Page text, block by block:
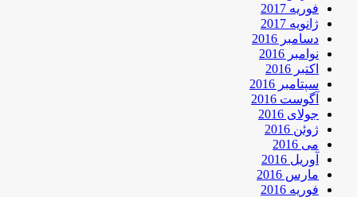
فوریه 2017
ژانویه 2017
دسامبر 2016
نوامبر 2016
اکتبر 2016
سپتامبر 2016
آگوست 2016
جولای 2016
ژوئن 2016
می 2016
آوریل 2016
مارس 2016
فوریه 2016